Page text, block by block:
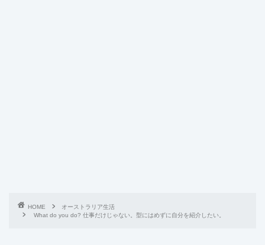
HOME
オーストラリア生活
What do you do? 仕事だけじゃない。型にはめずに自分を紹介したい。